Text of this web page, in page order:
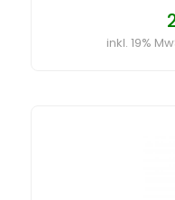
inkl. 19%